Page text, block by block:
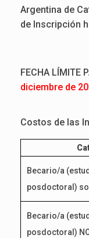
Argentina de
de Inscripción
FECHA LÍMITE
diciembre de
Costos de las
Becario/a
posdoctoral)
Becario/a
posdoctoral)